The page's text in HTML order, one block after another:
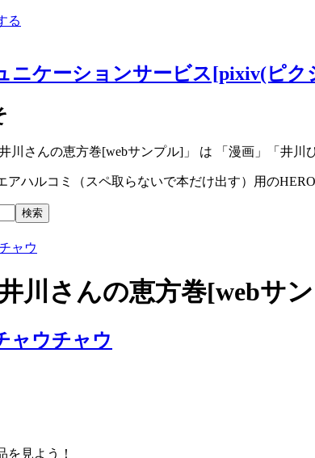
る
ニケーションサービス[pixiv(ピク
川さんの恵方巻[webサンプル]」 は 「漫画」「井川
アハルコミ（スペ取らないで本だけ出す）用の
川さんの恵方巻[webサ
ャウチャウ
を見よう！